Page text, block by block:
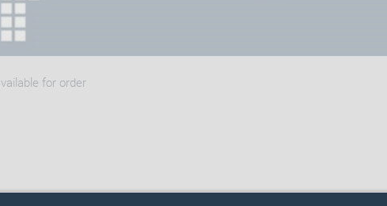
for order